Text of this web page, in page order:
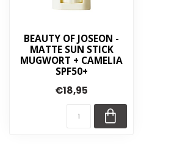
BEAUTY OF JOSEON -
MATTE SUN STICK
MUGWORT + CAMELIA
SPF50+
€18,95